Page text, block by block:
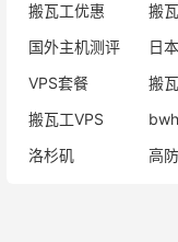
搬瓦工优惠
搬
国外主机测评
日
VPS套餐
搬
搬瓦工VPS
洛杉矶
高